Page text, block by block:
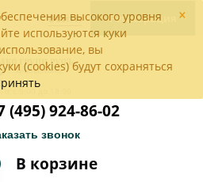
×
высокого уровня
используются куки
вы
(cookies) будут сохраняться
Войти Регистрация
Пт с 9:00 до 18:00
(495) 924-86-02
звонок
В корзине